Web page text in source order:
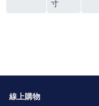
寸
線上購物